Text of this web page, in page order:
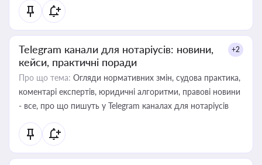
Telegram канали для нотаріусів: новини,
кейси, практичні поради
+2
Про що тема: Огляди нормативних змін, судова практика,
коментарі експертів, юридичні алгоритми, правові новини
- все, про що пишуть у Telegram каналах для нотаріусів